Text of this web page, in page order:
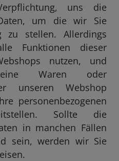
uns die
um die wir Sie
zu stellen. Allerdings
Funktionen dieser
nutzen, und
Waren oder
unseren Webshop
personenbezogenen
Sollte die
in manchen Fällen
sein, werden wir Sie